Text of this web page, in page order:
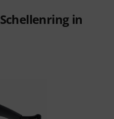
in
aus 994 Kundenbewertungen